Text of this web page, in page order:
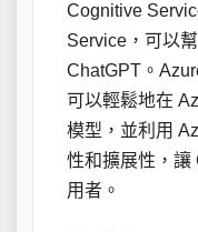
Cognitive
Service，可以
ChatGPT。
可以輕鬆地在
模型，並利用
性和擴展性，讓
用者。